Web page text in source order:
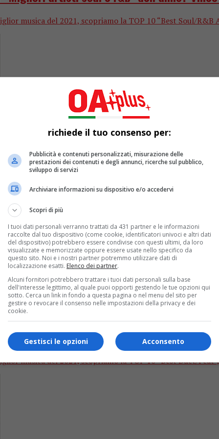
musica del 2021, scopriamo la TOP 10 “Best Soul/
le “Migliori Cover Italiane” dell’anno?
musica del 2021, scopriamo la TOP 10 “Best Italian
i “Migliori Duetti” dell’anno? Vincono Joe
musica del 2021, scopriamo la TOP 10 “Best Duet/
richiede il tuo consenso per:
Pubblicità e contenuti personalizzati, misurazione delle
prestazioni dei contenuti e degli annunci, ricerche sul pubblico,
sviluppo di servizi
Archiviare informazioni su dispositivo e/o accedervi
Scopri di più
I tuoi dati personali verranno trattati da 431 partner e le informazioni
raccolte dal tuo dispositivo (come cookie, identificatori univoci e altri dati
del dispositivo) potrebbero essere condivise con questi ultimi, da loro
visualizzate e memorizzate oppure essere usate nello specifico da
questo sito. Noi e i nostri partner potremmo utilizzare dati di
localizzazione esatti. Elenco dei partner.
Alcuni fornitori potrebbero trattare i tuoi dati personali sulla base
dell'interesse legittimo, al quale puoi opporti gestendo le tue opzioni qui
sotto. Cerca un link in fondo a questa pagina o nel menu del sito per
gestire o revocare il consenso nelle impostazioni della privacy e dei
cookie.
Acconsento
Gestisci le opzioni